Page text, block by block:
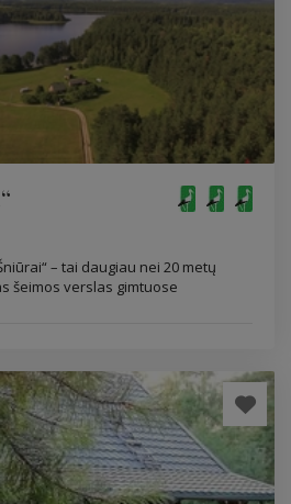
– tai daugiau nei 20 metų
šeimos verslas gimtuose